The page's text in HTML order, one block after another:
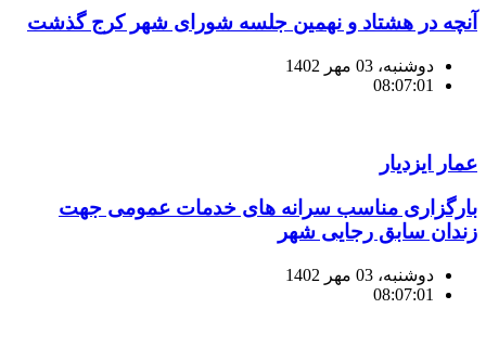
آنچه در هشتاد و نهمین جلسه شورای شهر کرج گذشت
دوشنبه، 03 مهر 1402
08:07:01
عمار ایزدیار
بارگزاری مناسب سرانه های خدمات عمومی جهت
زندان سابق رجایی شهر
دوشنبه، 03 مهر 1402
08:07:01